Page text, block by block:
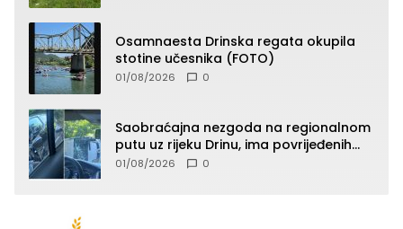
Osamnaesta Drinska regata okupila
stotine učesnika (FOTO)
01/08/2026 0
Saobraćajna nezgoda na regionalnom
putu uz rijeku Drinu, ima povrijeđenih
lica (FOTO)
01/08/2026 0